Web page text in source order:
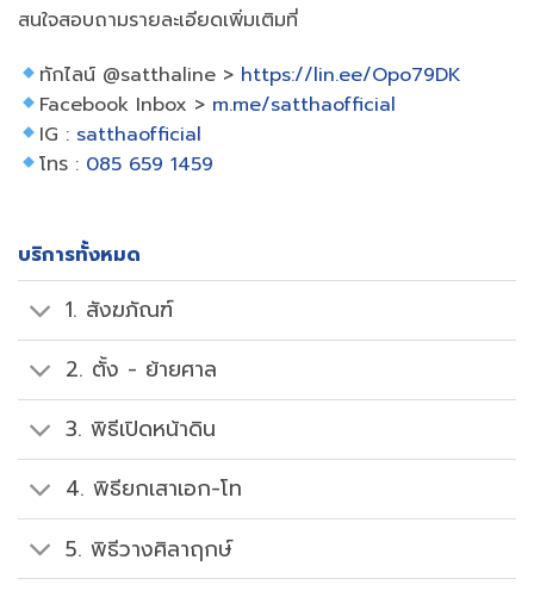
สนใจสอบถามรายละเอียดเพิ่มเติมที่
ทักไลน์ @satthaline > https://lin.ee/Opo79DK
Facebook Inbox > m.me/satthaofficial
IG : satthaofficial
โทร : 085 659 1459
บริการทั้งหมด
1. สังฆภัณฑ์
2. ตั้ง - ย้ายศาล
3. พิธีเปิดหน้าดิน
4. พิธียกเสาเอก-โท
5. พิธีวางศิลาฤกษ์